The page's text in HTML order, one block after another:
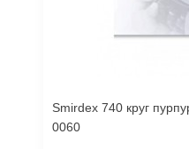
Smirdex 740 круг
0060